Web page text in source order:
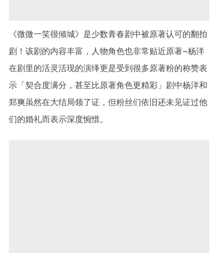
《微微一笑很倾城》是少数青春剧中被原著认可的翻拍
剧！该剧的内容丰富，人物角色也非常贴近原著~杨洋
在剧里的活灵活现的演绎更是受到很多原著粉的称赞表
示「契合度满分，甚至比原著角色更精彩」剧中杨洋和
郑爽虽然在大结局领了证，但粉丝们依旧还未见证过他
们的婚礼而表示深度惋惜。